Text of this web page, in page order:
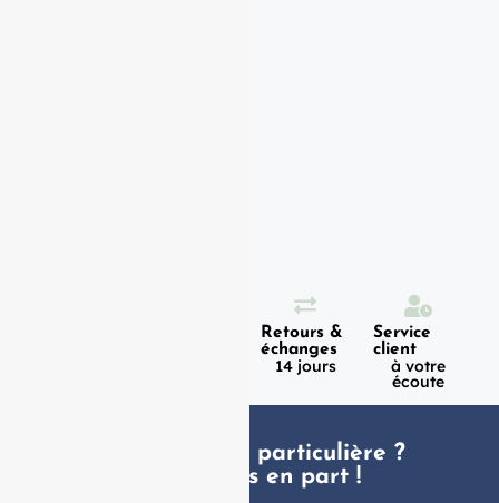
Retours &
échanges
14 jours
Service
client
à votre
écoute
Une demande particulière ?
faites nous en part !